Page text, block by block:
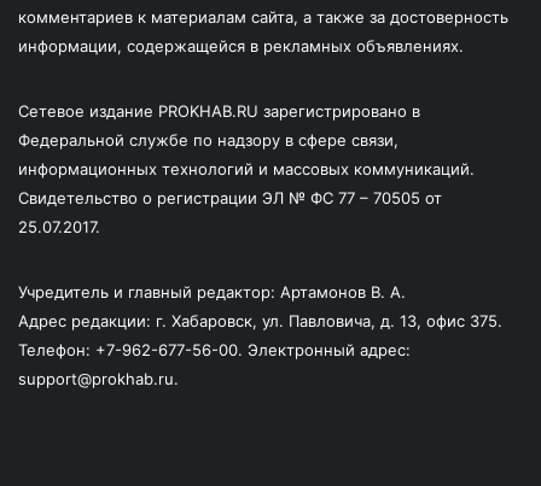
комментариев к материалам сайта, а также за достоверность
информации, содержащейся в рекламных объявлениях.
Сетевое издание PROKHAB.RU зарегистрировано в
Федеральной службе по надзору в сфере связи,
информационных технологий и массовых коммуникаций.
Свидетельство о регистрации ЭЛ № ФС 77 – 70505 от
25.07.2017.
Учредитель и главный редактор: Артамонов В. А.
Адрес редакции: г. Хабаровск, ул. Павловича, д. 13, офис 375.
Телефон: +7-962-677-56-00. Электронный адрес:
support@prokhab.ru.